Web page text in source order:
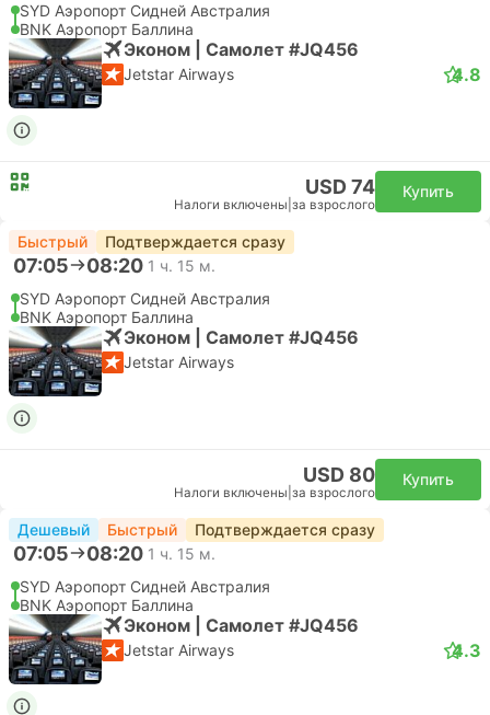
SYD Аэропорт Сидней Австралия
BNK Аэропорт Баллина
Эконом | Самолет #JQ456
Jetstar Airways 4.8
USD 74
Налоги включены за взрослого
Купить
Быстрый Подтверждается сразу
07:05 08:20 1 ч. 15 м.
SYD Аэропорт Сидней Австралия
BNK Аэропорт Баллина
Эконом | Самолет #JQ456
Jetstar Airways
USD 80
Налоги включены за взрослого
Купить
Дешевый Быстрый Подтверждается сразу
07:05 08:20 1 ч. 15 м.
SYD Аэропорт Сидней Австралия
BNK Аэропорт Баллина
Эконом | Самолет #JQ456
Jetstar Airways 4.3